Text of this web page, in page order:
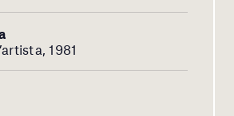
1981